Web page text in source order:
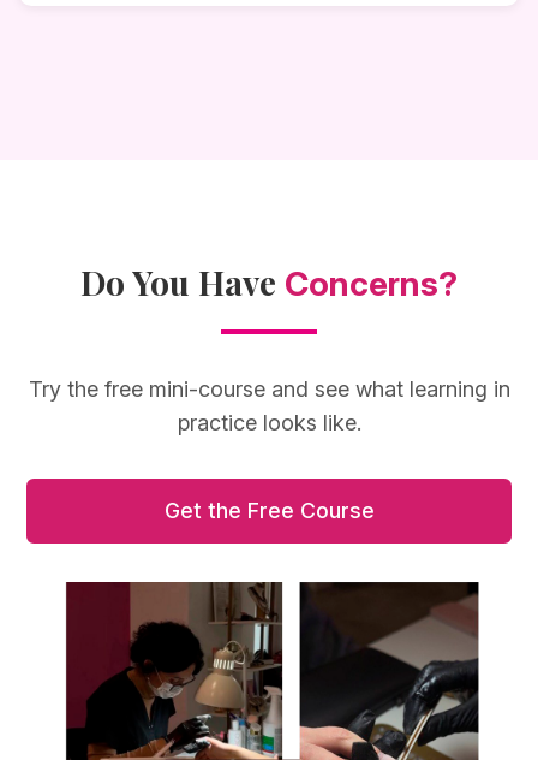
Do You Have Concerns?
Try the free mini-course and see what learning in
practice looks like.
Get the Free Course